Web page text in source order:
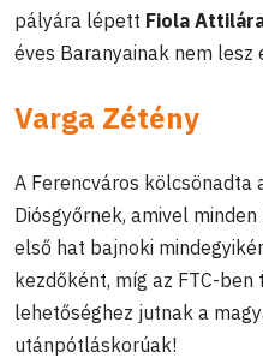
pályára lépett Fiola
éves Baranyainak nem lesz
Varga Zétény
A Ferencváros kölcsönadta
Diósgyőrnek, amivel
első hat bajnoki
kezdőként, míg az FTC-ben
lehetőséghez jutnak a
utánpótláskorúak!